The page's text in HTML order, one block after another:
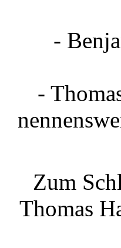
-
-
Zum
Thomas